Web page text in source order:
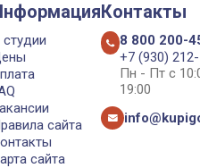
сайта
сайта
Контакты
8 800 200-
+7 (930)
Пн - Пт с
19:00